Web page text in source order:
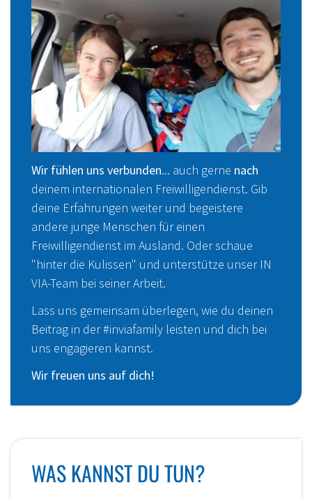
Wir fühlen uns verbunden... auch gerne nach
deinem internationalen Freiwilligendienst. Gib
deine Erfahrungen weiter und begeistere
andere junge Menschen für einen
Freiwilligendienst im Ausland. Oder schaue
"hinter die Kulissen" und unterstütze unser IN
VIA-Team bei seiner Arbeit.
Lass uns gemeinsam überlegen, wie du deinen
Beitrag in der #inviafamily leisten und dich bei
uns engagieren kannst.
Wir freuen uns auf dich!
WAS KANNST DU TUN?